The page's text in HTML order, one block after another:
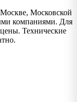
Московской
компаниями. Для
Технические